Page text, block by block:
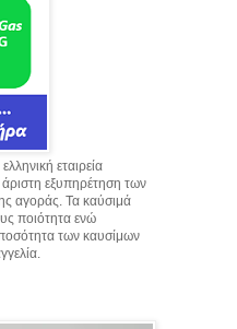
εταιρεία
εξυπηρέτηση των
αγοράς. Τα καύσιμά
ποιότητα ενώ
ποσότητα των καυσίμων